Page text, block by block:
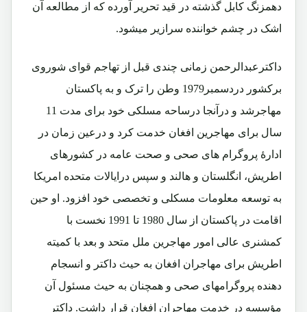
دهمزنگ کابل گذشته در قید تحریر آورده که از مطالعه آن
اشک در چشم خواننده سرازیر میشود.
داکترعبدالرحمن زمانی چندی قبل از تهاجم قوای شوروی
برکشور دردسمبر1979 وطن را ترک و به پاکستان
مهاجرشد و درآنجا درساحه مسلکی خود برای مدت 11
سال برای مهاجرین افغان خدمت کرد و درعین زمان در
ادارۀ پروگرام های صحی و صحت عامه در کشورهای
اطریش، انگلستان و هالند و سپس درایالات متحده امریکا
به توسعه معلومات مسکلی و تخصصی خود افزود. او حین
اقامت در پاکستان از سال 1980 تا 1991 نخست با
کمشنری عالی امور مهاجرین ملل متحد و بعد با کمیته
اطریش برای مهاجران افغان به حیث داکتر و انسجام
دهنده پروگرامهای صحی و همچنان به حیث مسئول آن
مؤسسه در خدمت مهاجران افغان قرار داشت. داکتر